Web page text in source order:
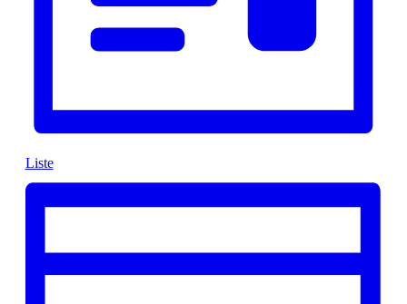
Liste